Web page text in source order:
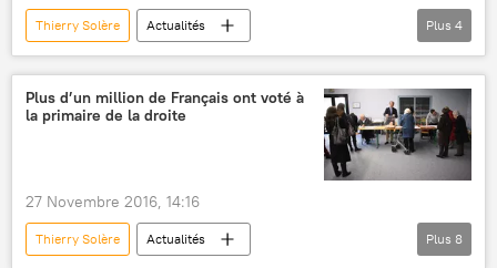
Thierry Solère
Actualités
Primaire de la droite en France
France
primaire de la droite en France (2016)
taux de participation
Plus 4
Plus d’un million de Français ont voté à
la primaire de la droite
27 Novembre 2016, 14:16
Thierry Solère
Actualités
Plus 8